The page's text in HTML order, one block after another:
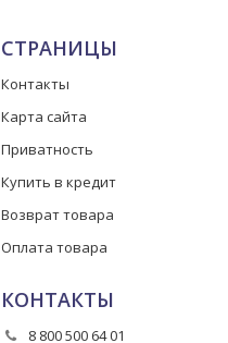
СТРАНИЦЫ
Контакты
Карта сайта
Приватность
Купить в кредит
Возврат товара
Оплата товара
КОНТАКТЫ
8 800 500 64 01